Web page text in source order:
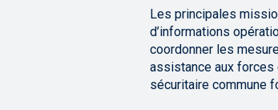
Les principales
d’informations
coordonner les
assistance aux forces
sécuritaire commune